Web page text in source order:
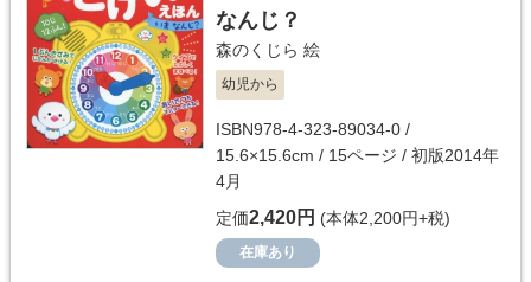
なんじ？
森のくじら 絵
幼児から
ISBN978-4-323-89034-0 /
15.6×15.6cm / 15ページ / 初版2014年
4月
定価2,420円 (本体2,200円+税)
在庫あり